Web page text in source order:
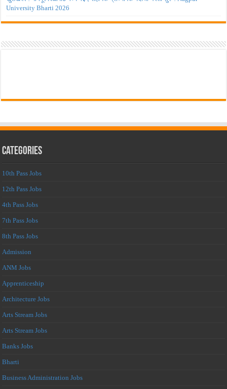
University Bharti 2026
Categories
10th Pass Jobs
12th Pass Jobs
4th Pass Jobs
7th Pass Jobs
8th Pass Jobs
Admission
ANM Jobs
Apprenticeship
Architecture Jobs
Arts Stream Jobs
Arts Stream Jobs
Banks Jobs
Bharti
Business Administration Jobs